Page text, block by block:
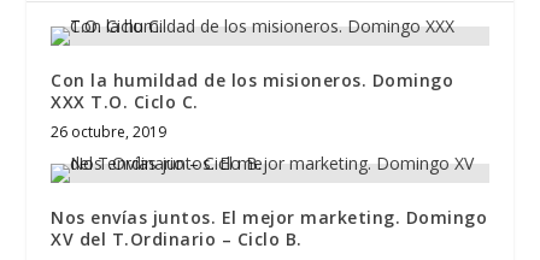
Con la humildad de los misioneros. Domingo
XXX T.O. Ciclo C.
26 octubre, 2019
Nos envías juntos. El mejor marketing. Domingo
XV del T.Ordinario – Ciclo B.